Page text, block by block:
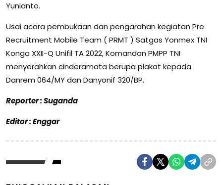
Yunianto.
Usai acara pembukaan dan pengarahan kegiatan Pre
Recruitment Mobile Team ( PRMT ) Satgas Yonmex TNI
Konga XXII-Q Unifil TA 2022, Komandan PMPP TNI
menyerahkan cinderamata berupa plakat kepada
Danrem 064/MY dan Danyonif 320/BP.
Reporter : Suganda
Editor : Enggar